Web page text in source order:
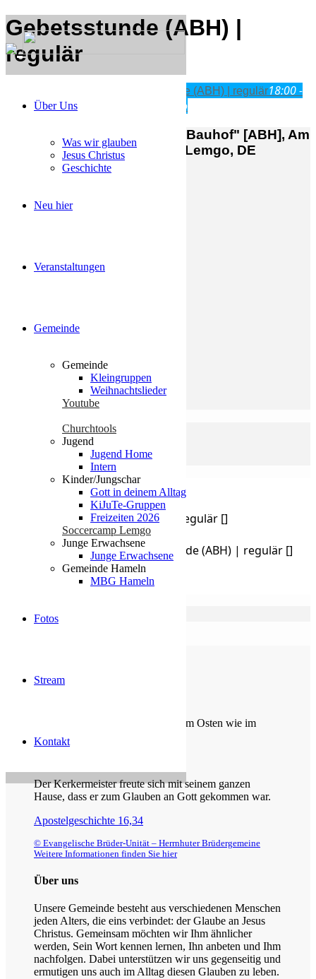
Über Uns
Was wir glauben
Jesus Christus
Geschichte
Neu hier
Veranstaltungen
Gemeinde
Gemeinde
Kleingruppen
Weihnachtslieder
Youtube
Churchtools
Jugend
Jugend Home
Intern
Kinder/Jungschar
Gott in deinem Alltag
KiJuTe-Gruppen
Freizeiten 2026
Soccercamp Lemgo
Junge Erwachsene
Junge Erwachsene
Gemeinde Hameln
MBG Hameln
Fotos
Stream
Kontakt
Gebetsstunde (ABH) |
regulär
Gebetsstunde (ABH) | regulär18:00 -
19:00
Am Bauhof 14a, 32657 Lemgo
MBG Lemgo | Bethaus "Am Bauhof" [ABH], Am
Bauhof 14a, Lemgo, 32657, Lemgo, DE
Event Details
Live+RVT-Stream
Wegbeschreibung erhalten
Address - Gebetsstunde (ABH) | regulär []
Destination Address - Gebetsstunde (ABH) | regulär []
KalenderGoogleKalender
Du machst fröhlich, was da lebet im Osten wie im
Westen.
Der Kerkermeister freute sich mit seinem ganzen
Hause, dass er zum Glauben an Gott gekommen war.
Apostelgeschichte 16,34
© Evangelische Brüder-Unität – Herrnhuter Brüdergemeine
Weitere Informationen finden Sie hier
Über uns
Unsere Gemeinde besteht aus verschiedenen Menschen
jeden Alters, die eins verbindet: der Glaube an Jesus
Christus. Gemeinsam möchten wir Ihm ähnlicher
werden, Sein Wort kennen lernen, Ihn anbeten und Ihm
nachfolgen. Dabei unterstützen wir uns gegenseitig und
ermutigen uns auch im Alltag diesen Glauben zu leben.